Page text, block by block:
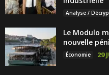
Analyse /
Le Modulo
nouvelle
Économie 29